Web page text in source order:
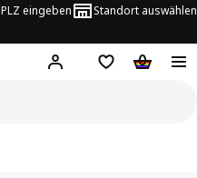
PLZ eingeben Standort auswählen
Hej! Hier einloggen
Merkzettel